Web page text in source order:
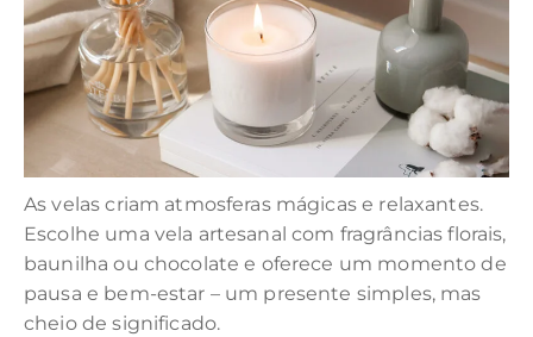
As velas criam atmosferas mágicas e relaxantes.
Escolhe uma vela artesanal com fragrâncias florais,
baunilha ou chocolate e oferece um momento de
pausa e bem-estar – um presente simples, mas
cheio de significado.